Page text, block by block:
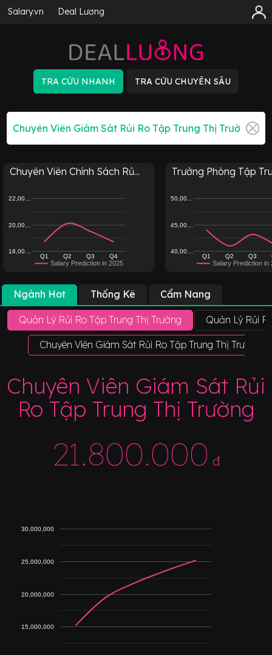
Salary.vn Deal Lương
Chuyên Viên Chính Sách Rủ...
Salary Prediction in 2025
Q1 Q2 Q3 Q4
18,00…
20,00…
22,00…
Trưởng Phòng Tập
Salary Prediction in
Q1 Q2 Q3
40,00…
45,00…
50,00…
Ngành Hot Thống Kê Cẩm Nang
Quản Lý Rủi Ro Tập Trung Thị Trường Quản Lý Rủi
Chuyên Viên Giám Sát Rủi Ro Tập Trung Thị Trường
Chuyên Viên Giám Sát Rủi
Ro Tập Trung Thị Trường
21.800.000 đ
15,000,000
20,000,000
25,000,000
30,000,000